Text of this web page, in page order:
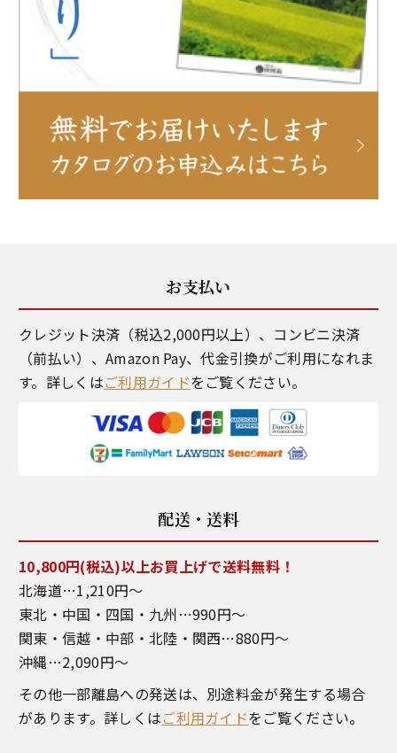
お支払い
クレジット決済（税込2,000円以上）、コンビニ決済
（前払い）、Amazon Pay、代金引換がご利用になれま
す。詳しくはご利用ガイドをご覧ください。
配送・送料
10,800円(税込)以上お買上げで送料無料！
北海道…1,210円～
東北・中国・四国・九州…990円～
関東・信越・中部・北陸・関西…880円～
沖縄…2,090円～
その他一部離島への発送は、別途料金が発生する場合
があります。詳しくはご利用ガイドをご覧ください。